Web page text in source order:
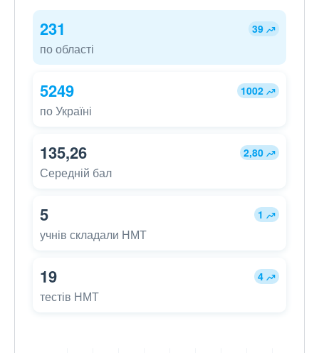
231 39
по області
5249 1002
по Україні
135,26 2,80
Середній бал
5 1
учнів складали НМТ
19 4
тестів НМТ